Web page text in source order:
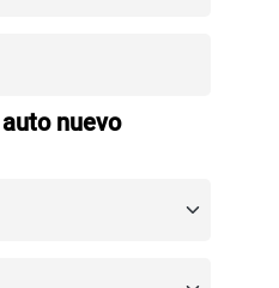
nuevo